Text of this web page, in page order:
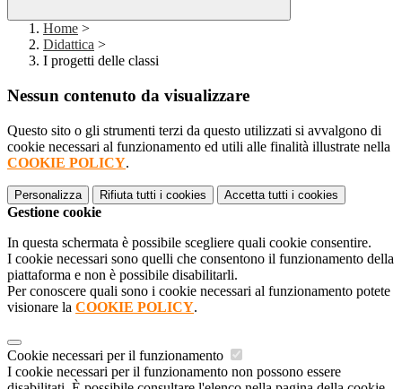
Home >
Didattica >
I progetti delle classi
Nessun contenuto da visualizzare
Questo sito o gli strumenti terzi da questo utilizzati si avvalgono di
cookie necessari al funzionamento ed utili alle finalità illustrate nella
COOKIE POLICY.
Personalizza Rifiuta tutti i cookies Accetta tutti i cookies
Gestione cookie
In questa schermata è possibile scegliere quali cookie consentire.
I cookie necessari sono quelli che consentono il funzionamento della
piattaforma e non è possibile disabilitarli.
Per conoscere quali sono i cookie necessari al funzionamento potete
visionare la COOKIE POLICY.
Cookie necessari per il funzionamento
I cookie necessari per il funzionamento non possono essere